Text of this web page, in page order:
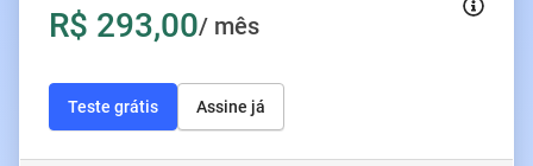
R$ 293,00/ mês
Teste grátis Assine já